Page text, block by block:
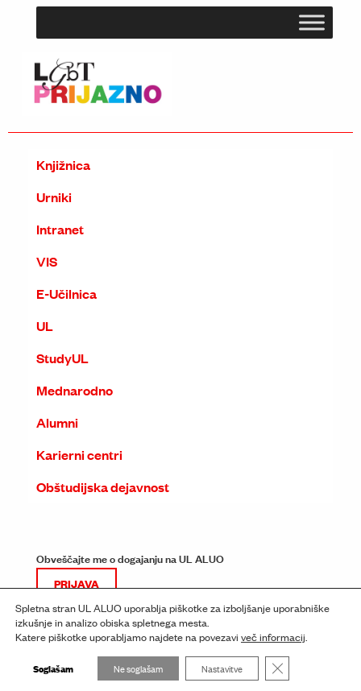
Knjižnica
Urniki
Intranet
VIS
E-Učilnica
UL
StudyUL
Mednarodno
Alumni
Karierni centri
Obštudijska dejavnost
Obveščajte me o dogajanju na UL ALUO
PRIJAVA
Spletna stran UL ALUO uporablja piškotke za izboljšanje uporabniške
izkušnje in analizo obiska spletnega mesta.
Katere piškotke uporabljamo najdete na povezavi več informacij.
Soglašam Ne soglašam Nastavitve Close GDPR